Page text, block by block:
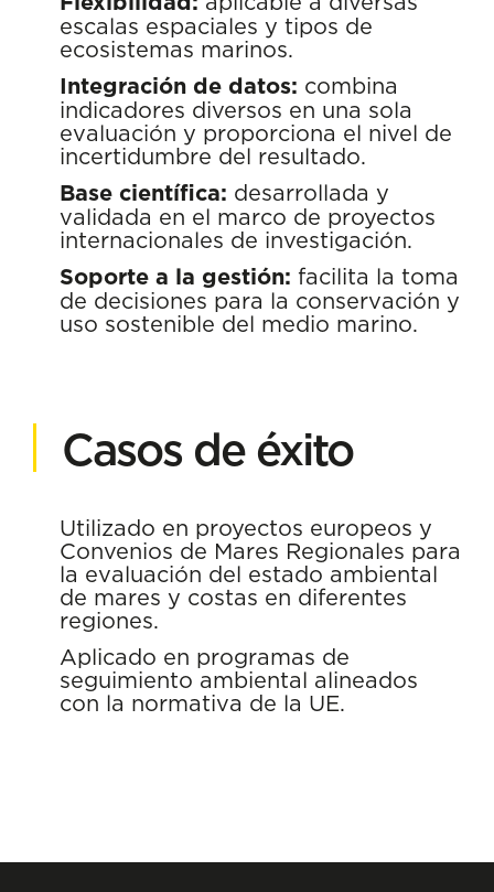
escalas espaciales y tipos de
ecosistemas marinos.
Integración de datos: combina
indicadores diversos en una sola
evaluación y proporciona el nivel de
incertidumbre del resultado.
Base científica: desarrollada y
validada en el marco de proyectos
internacionales de investigación.
Soporte a la gestión: facilita la toma
de decisiones para la conservación y
uso sostenible del medio marino.
Casos de éxito
Utilizado en proyectos europeos y
Convenios de Mares Regionales para
la evaluación del estado ambiental
de mares y costas en diferentes
regiones.
Aplicado en programas de
seguimiento ambiental alineados
con la normativa de la UE.